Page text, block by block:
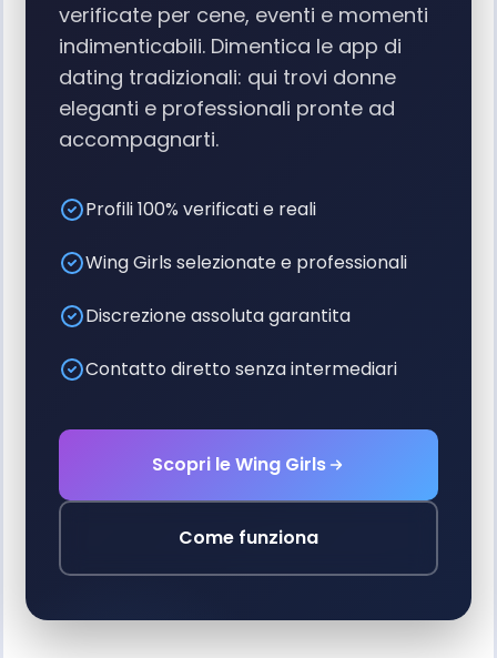
verificate per cene, eventi e momenti
indimenticabili. Dimentica le app di
dating tradizionali: qui trovi donne
eleganti e professionali pronte ad
accompagnarti.
Profili 100% verificati e reali
Wing Girls selezionate e professionali
Discrezione assoluta garantita
Contatto diretto senza intermediari
Scopri le Wing Girls
Come funziona